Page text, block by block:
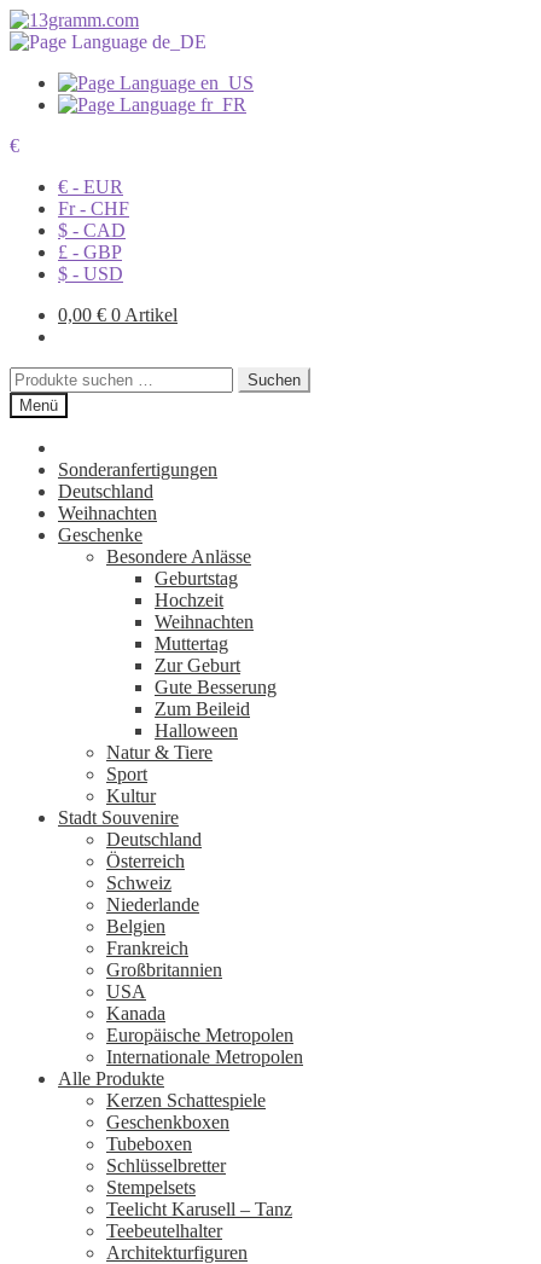
€
€ - EUR
Fr - CHF
$ - CAD
£ - GBP
$ - USD
0,00 € 0 Artikel
Suchen
nach:
Suchen
Menü
Sonderanfertigungen
Deutschland
Weihnachten
Geschenke
Besondere Anlässe
Geburtstag
Hochzeit
Weihnachten
Muttertag
Zur Geburt
Gute Besserung
Zum Beileid
Halloween
Natur & Tiere
Sport
Kultur
Stadt Souvenire
Deutschland
Österreich
Schweiz
Niederlande
Belgien
Frankreich
Großbritannien
USA
Kanada
Europäische Metropolen
Internationale Metropolen
Alle Produkte
Kerzen Schattespiele
Geschenkboxen
Tubeboxen
Schlüsselbretter
Stempelsets
Teelicht Karusell – Tanz
Teebeutelhalter
Architekturfiguren